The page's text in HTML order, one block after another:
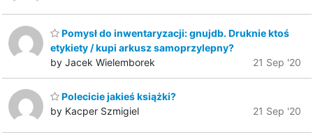
Pomysł do inwentaryzacji: gnujdb. Druknie ktoś
etykiety / kupi arkusz samoprzylepny?
by Jacek Wielemborek
21 Sep '20
Polecicie jakieś książki?
by Kacper Szmigiel
21 Sep '20